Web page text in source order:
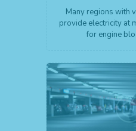
Many regions with
provide electricity at
for engine